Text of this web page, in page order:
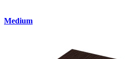
Medium